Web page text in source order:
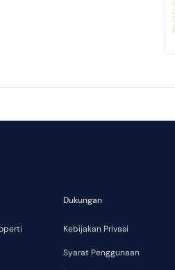
Dukungan
Kebijakan Privasi
Syarat Penggunaan